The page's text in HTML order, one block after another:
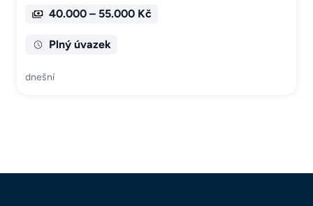
40.000 – 55.000 Kč
Plný úvazek
dnešní